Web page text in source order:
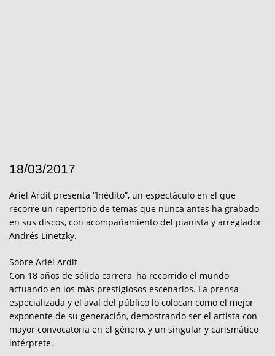
18/03/2017
Ariel Ardit presenta “Inédito”, un espectáculo en el que
recorre un repertorio de temas que nunca antes ha grabado
en sus discos, con acompañamiento del pianista y arreglador
Andrés Linetzky.
Sobre Ariel Ardit
Con 18 años de sólida carrera, ha recorrido el mundo
actuando en los más prestigiosos escenarios. La prensa
especializada y el aval del público lo colocan como el mejor
exponente de su generación, demostrando ser el artista con
mayor convocatoria en el género, y un singular y carismático
intérprete.